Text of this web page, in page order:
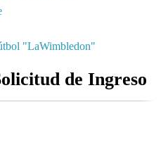
"LaWimbledon"
de Ingreso